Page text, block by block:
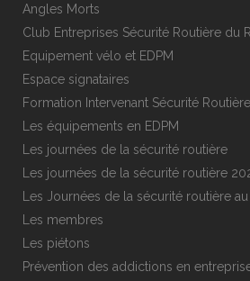
Angles Morts
Club Entreprises Sécurité Routière du
Equipement vélo et EDPM
Espace signataires
Formation Intervenant Sécurité
Les équipements en EDPM
Les journées de la sécurité routière
Les journées de la sécurité routière
Les Journées de la sécurité routière
Les membres
Les piétons
Prévention des addictions en